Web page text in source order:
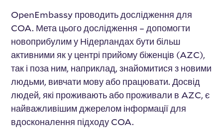
OpenEmbassy проводить дослідження для
COA. Мета цього дослідження – допомогти
новоприбулим у Нідерландах бути більш
активними як у центрі прийому біженців (AZC),
так і поза ним, наприклад, знайомитися з новими
людьми, вивчати мову або працювати. Досвід
людей, які проживають або проживали в AZC, є
найважливішим джерелом інформації для
вдосконалення підходу COA.